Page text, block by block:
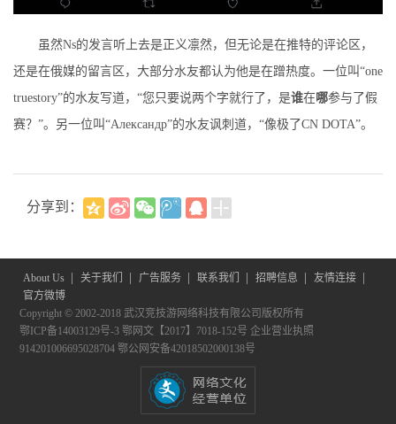
虽然Ns的发言听上去是正义凛然，但无论是在推特的评论区，
还是在俄媒的留言区，大部分水友都认为他是在蹭热度。一位叫“one
truestory”的水友写道，“您只要说两个字就行了，是谁在哪参与了假
赛？”。另一位叫“Александр”的水友讽刺道，“像极了CN DOTA”。
分享到：
About Us 关于我们 广告服务 联系我们 招聘信息 友情连接
官方微博
Copyright © 2002-2018 武汉竞技游网络科技有限公司版权所有
鄂ICP备14003129号-3 鄂网文【2017】7018-152号 企业营业执照
914201006695028704 鄂公网安备42018502000138号